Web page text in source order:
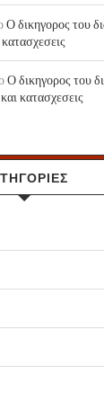
Ο δικηγορος του
Ο δικηγορος του
κατασχεσεις